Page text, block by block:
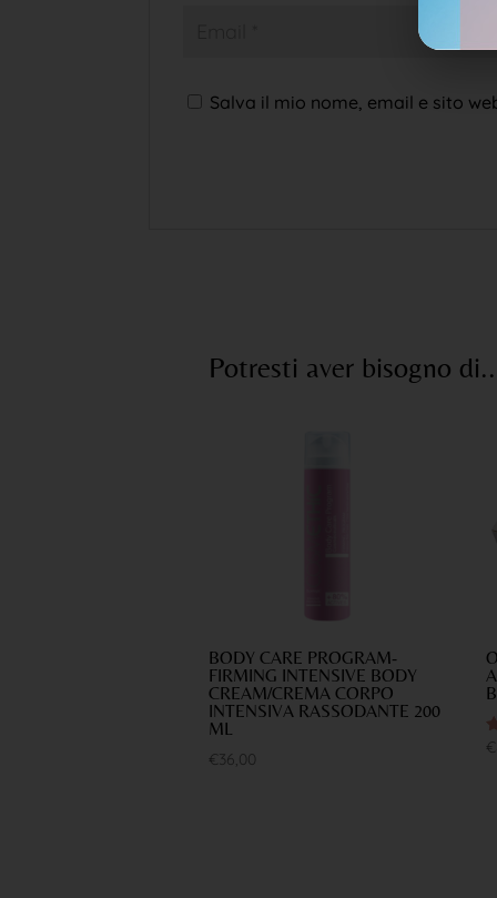
Salva il mio nome, email e sito
Potresti aver bisogno
BODY CARE PROGRAM-
FIRMING INTENSIVE BODY
CREAM/CREMA CORPO
INTENSIVA RASSODANTE 200
ML
€ 36,00
€